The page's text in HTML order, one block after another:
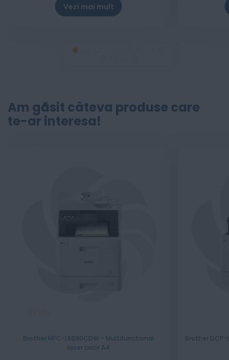
Vezi mai mult
Am găsit câteva produse care
te-ar interesa!
Brother MFC-L8690CDW - Multifunctional
laser color A4
Brother